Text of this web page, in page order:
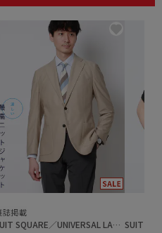
SUIT SQUARE／UNIVERSAL LANGUAGE